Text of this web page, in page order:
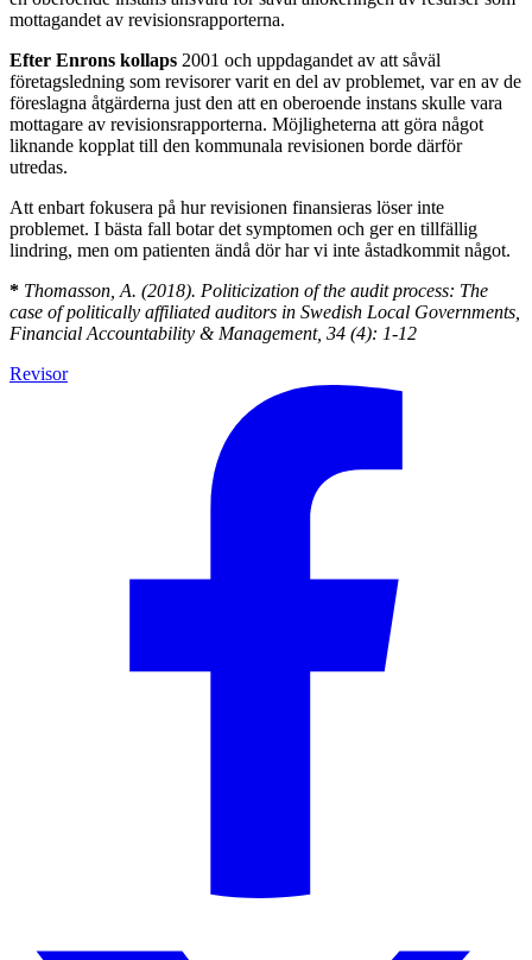
mottagandet av revisionsrapporterna.
Efter Enrons kollaps 2001 och uppdagandet av att såväl
företagsledning som revisorer varit en del av problemet, var en av de
föreslagna åtgärderna just den att en oberoende instans skulle vara
mottagare av revisionsrapporterna. Möjligheterna att göra något
liknande kopplat till den kommunala revisionen borde därför
utredas.
Att enbart fokusera på hur revisionen finansieras löser inte
problemet. I bästa fall botar det symptomen och ger en tillfällig
lindring, men om patienten ändå dör har vi inte åstadkommit något.
* Thomasson, A. (2018). Politicization of the audit process: The
case of politically affiliated auditors in Swedish Local Governments,
Financial Accountability & Management, 34 (4): 1-12
Revisor